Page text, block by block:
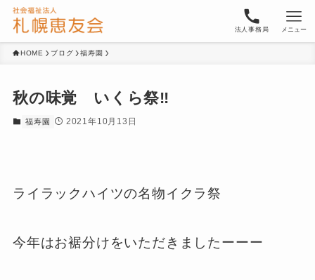
法人事務局 メニュー
HOME ブログ 福寿園
秋の味覚 いくら祭‼︎
福寿園 2021年10月13日
ライラックハイツの名物イクラ祭
今年はお裾分けをいただきましたーーー